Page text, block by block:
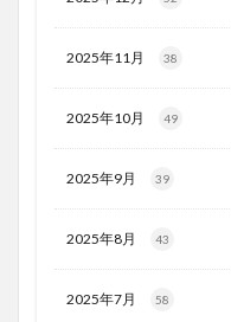
2025年11月 38
2025年10月 49
2025年9月 39
2025年8月 43
2025年7月 58